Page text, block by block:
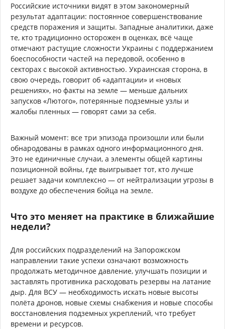
Российские источники видят в этом закономерный
результат адаптации: постоянное совершенствование
средств поражения и защиты. Западные аналитики, даже
те, кто традиционно осторожен в оценках, всё чаще
отмечают растущие сложности Украины с поддержанием
боеспособности частей на передовой, особенно в
секторах с высокой активностью. Украинская сторона, в
свою очередь, говорит об «адаптации» и «новых
решениях», но факты на земле — меньше дальних
запусков «Лютого», потерянные подземные узлы и
жалобы пленных — говорят сами за себя.
Важный момент: все три эпизода произошли или были
обнародованы в рамках одного информационного дня.
Это не единичные случаи, а элементы общей картины
позиционной войны, где выигрывает тот, кто лучше
решает задачи комплексно — от нейтрализации угрозы в
воздухе до обеспечения бойца на земле.
Что это меняет на практике в ближайшие
недели?
Для российских подразделений на Запорожском
направлении такие успехи означают возможность
продолжать методичное давление, улучшать позиции и
заставлять противника расходовать резервы на латание
дыр. Для ВСУ — необходимость искать новые высоты
полёта дронов, новые схемы снабжения и новые способы
восстановления подземных укреплений, что требует
времени и ресурсов.